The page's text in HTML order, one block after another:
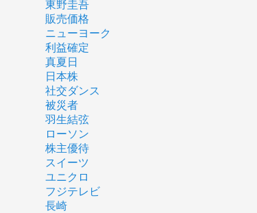
東野圭吾
販売価格
ニューヨーク
利益確定
真夏日
日本株
社交ダンス
被災者
羽生結弦
ローソン
株主優待
スイーツ
ユニクロ
フジテレビ
長崎